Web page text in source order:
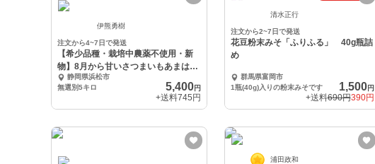
伊熊勇樹
注文から4~7日で発送
【希少品種・栽培中農薬不使用・新
物】8月から甘いさつまいもあまはず
き 静岡県浜松市
無選別5キロ
5,400円
+送料745円
清水正行
注文から2~7日で発送
花豆粉末みそ「ふりふる」 40g瓶詰
め
群馬県富岡市
1瓶(40g)入りの粉末みそです
1,500円
+送料690円390円
浦田政和